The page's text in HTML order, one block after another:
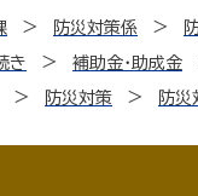
防災対策係
き 補助金・助成金
防災対策 防災